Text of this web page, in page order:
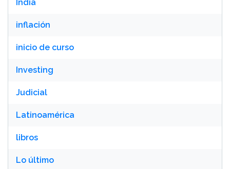
India
inflación
inicio de curso
Investing
Judicial
Latinoamérica
libros
Lo último